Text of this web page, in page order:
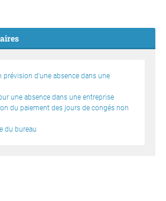
prévision d'une absence dans une
une absence dans une entreprise
du paiement des jours de congés non
du bureau